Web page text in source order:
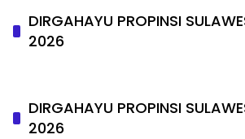
DIRGAHAYU PROPINSI
2026
DIRGAHAYU PROPINSI
2026